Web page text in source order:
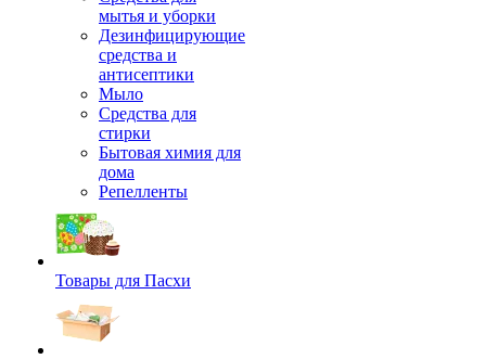
мытья и уборки
Дезинфицирующие
средства и
антисептики
Мыло
Средства для
стирки
Бытовая химия для
дома
Репелленты
Товары для Пасхи